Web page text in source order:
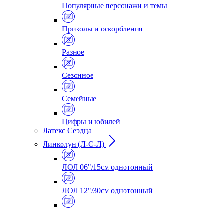
Популярные персонажи и темы
Приколы и оскорбления
Разное
Сезонное
Семейные
Цифры и юбилей
Латекс Сердца
Линколун (Л-О-Л)
ЛОЛ 06"/15см однотонный
ЛОЛ 12"/30см однотонный